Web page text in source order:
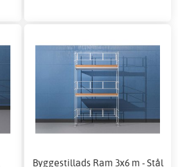
Byggestillads Ram 3x6 m - Stål